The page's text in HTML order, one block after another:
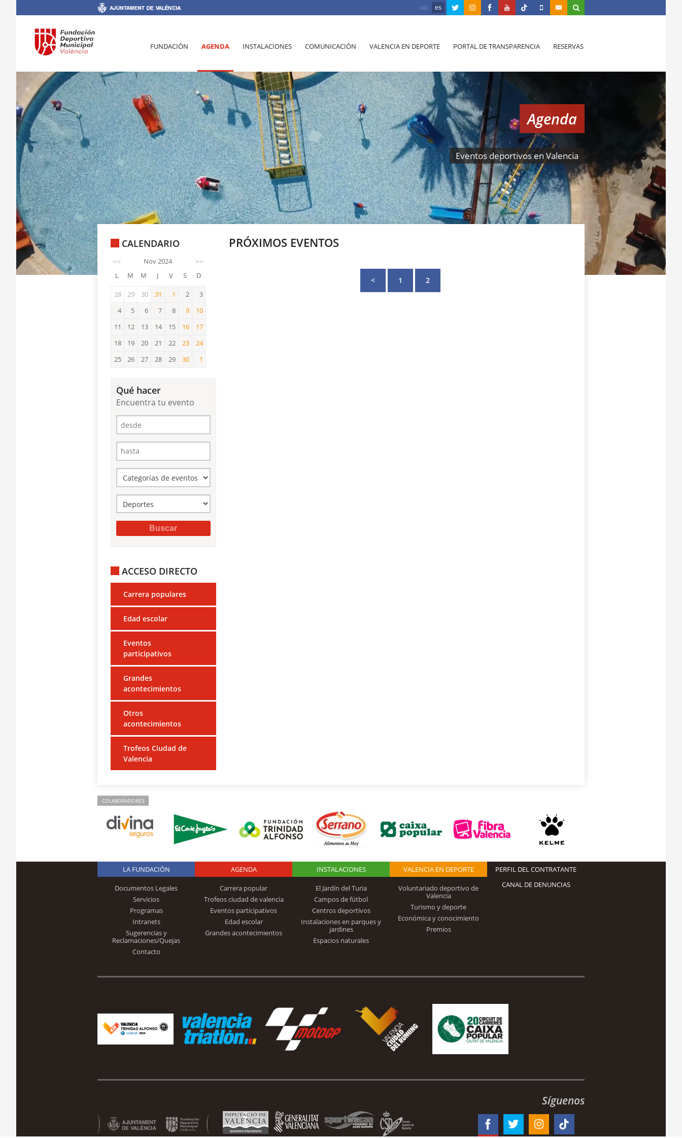
val es
FUNDACIÓN AGENDA INSTALACIONES COMUNICACIÓN VALENCIA EN DEPORTE PORTAL DE TRANSPARENCIA RESERVAS
Agenda
Eventos deportivos en Valencia
CALENDARIO
<< Nov 2024 >>
L M M J V S D
28 29 30 31 1 2
3
4
5 6 7 8 9
9
10
10
11 12 13 14 15 16
16
17
17
18 19 20 21 22 23
23
24
25 26 27 28 29 30 1
Qué hacer
Encuentra tu evento
ACCESO DIRECTO
Carrera populares
Edad escolar
Eventos
participativos
Grandes
acontecimientos
Otros
acontecimientos
Trofeos Ciudad de
Valencia
PRÓXIMOS EVENTOS
< 1 2
COLABORADORES
Logo Fundación
Trinidad Alfonso
LA FUNDACIÓN
Documentos Legales
Servicios
Programas
Intranets
Sugerencias y
Reclamaciones/Quejas
Contacto
AGENDA
Carrera popular
Trofeos ciudad de valencia
Eventos participativos
Edad escolar
Grandes acontecimientos
INSTALACIONES
El Jardín del Turia
Campos de fútbol
Centros deportivos
Instalaciones en parques y
jardines
Espacios naturales
VALENCIA EN DEPORTE
Voluntariado deportivo de
Valencia
Turismo y deporte
Económica y conocimiento
Premios
PERFIL DEL CONTRATANTE
CANAL DE DENUNCIAS
Síguenos